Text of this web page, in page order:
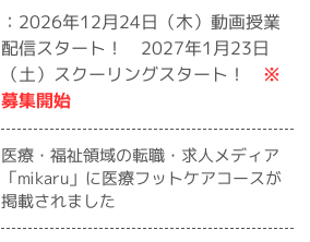
：2026年12月24日（木）動画授業
配信スタート！ 2027年1月23日
（土）スクーリングスタート！ ※
募集開始
医療・福祉領域の転職・求人メディア
「mikaru」に医療フットケアコースが
掲載されました